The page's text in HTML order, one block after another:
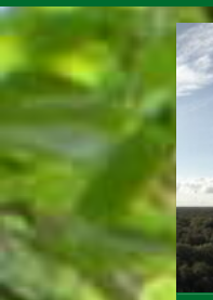
Doorgaan
naar
inhoud